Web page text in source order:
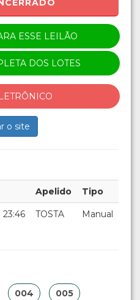
ESSE LEILÃO
DOS LOTES
o site
Apelido Tipo
TOSTA Manual
004 005